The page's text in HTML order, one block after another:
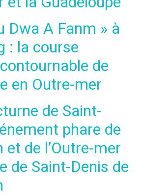
Dwa A Fanm » à
: la course
de
en Outre-mer
de Saint-
phare de
et de l’Outre-mer
de Saint-Denis de